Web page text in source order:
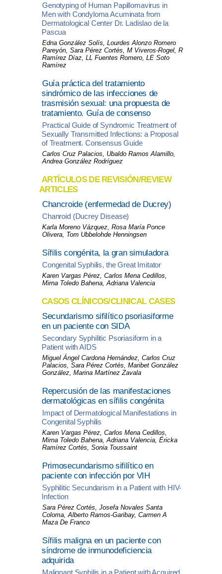
Genotyping of Human Papillomavirus in
Men with Condyloma Acuminata from
Dermatological Center Dr. Ladislao de la
Pascua
Edna González Solís, Lourdes Alonzo Romero
Pareyón, Sara Pérez Cortés, M Viveros-Rogel, R
Ramírez Díaz, LL Fuentes Romero, LE Soto
Ramírez
Guía práctica del tratamiento
sindrómico de las infecciones de
trasmisión sexual: una propuesta de
tratamiento. Guía de consenso
Practical Guide of Syndromic Treatment of
Sexually Transmitted Infections: a Proposal
of Treatment. Consensus Guide
Carlos Cruz Palacios, Ubaldo Ramos Alamillo,
Andrea González Rodríguez
ARTÍCULOS DE REVISIÓN/REVIEW
ARTICLES
Chancroide (enfermedad de Ducrey)
Chanroid (Ducrey Disease)
Karla Moreno Vázquez, Rosa María Ponce
Olivera, Tom Ubbelohde Henningsen
Sífilis congénita, la gran simuladora
Congenital Syphilis, the Great Imitator
Karen Vargas Pérez, Carlos Mena Cedillos,
Mirna Toledo Bahena, Adriana Valencia
CASOS CLÍNICOS/CLINICAL CASES
Secundarismo sifilítico psoriasiforme
en un paciente con SIDA
Secondary Syphilitic Psoriasiform in a
Patient with AIDS
Miguel Ángel Cardona Hernández, Carlos Cruz
Palacios, Sara Pérez Cortés, Maribet González
González, Marina Martínez Zavala
Repercusión de las manifestaciones
dermatológicas en sífilis congénita
Impact of Dermatological Manifestations in
Congenital Syphilis
Karen Vargas Pérez, Carlos Mena Cedillos,
Mirna Toledo Bahena, Adriana Valencia, Éricka
Ramírez Cortés, Sonia Toussaint
Primosecundarismo sifilítico en
paciente con infección por VIH
Syphilitic Secundarism in a Patient with HIV-
Infection
Sara Pérez Cortés, Josefa Novales Santa
Coloma, Alberto Ramos-Garibay, Carmen A
Maza De Franco
Sífilis maligna en un paciente con
síndrome de inmunodeficiencia
adquirida
Malignant Syphilis in a Patient with Acquired